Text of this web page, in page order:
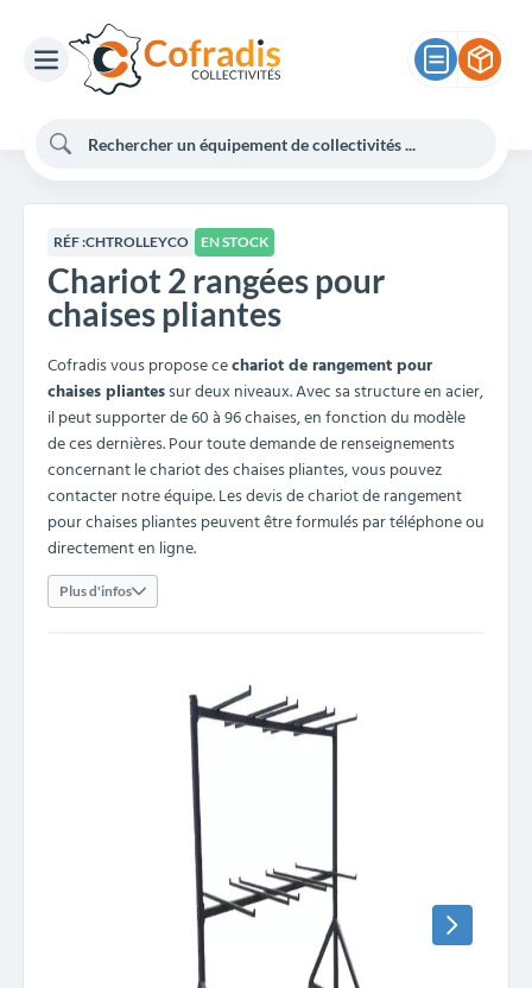
RÉF :CHTROLLEYCO EN STOCK
Chariot 2 rangées pour
chaises pliantes
Cofradis vous propose cechariot de rangement pour
chaises pliantessur deux niveaux. Avec sa structure en acier,
il peut supporter de 60 à 96 chaises, en fonction du modèle
de ces dernières. Pour toute demande de renseignements
concernant le chariot des chaises pliantes, vous pouvez
contacter notre équipe. Les devis de chariot de rangement
pour chaises pliantes peuvent être formulés par téléphone ou
directement en ligne.
Plus d'infos